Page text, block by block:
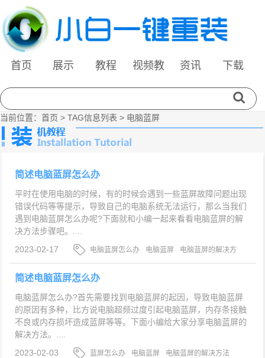
首页 展示 教程
视频教
资讯 下载
当前位置： 首页 > TAG信息列表 > 电脑蓝屏
简述电脑蓝屏怎么办
平时在使用电脑的时候，有的时候会遇到一些蓝屏故障问题出现
错误代码等等提示，导致自己的电脑系统无法运行，那么当我们
遇到电脑蓝屏怎么办呢?下面就和小编一起来看看电脑蓝屏的解
决方法步骤吧。....
2023-02-17
电脑蓝屏怎么办 电脑蓝屏
电脑蓝屏的解决方
法步骤
简述电脑蓝屏怎么办
电脑蓝屏怎么办?首先需要找到电脑蓝屏的起因，导致电脑蓝屏
的原因有多种，比方说电脑超频过度引起电脑蓝屏，内存条接触
不良或内存损坏造成蓝屏等等。下面小编给大家分享电脑蓝屏的
解决方法。....
2023-02-03
蓝屏怎么办 电脑蓝屏 电脑蓝屏的解决方法